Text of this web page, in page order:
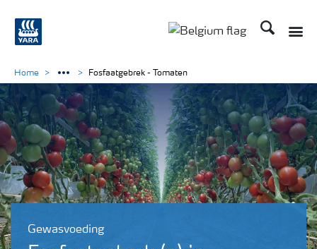
Zoek op
Gewasvoeding
Home Fosfaatgebrek - Tomaten